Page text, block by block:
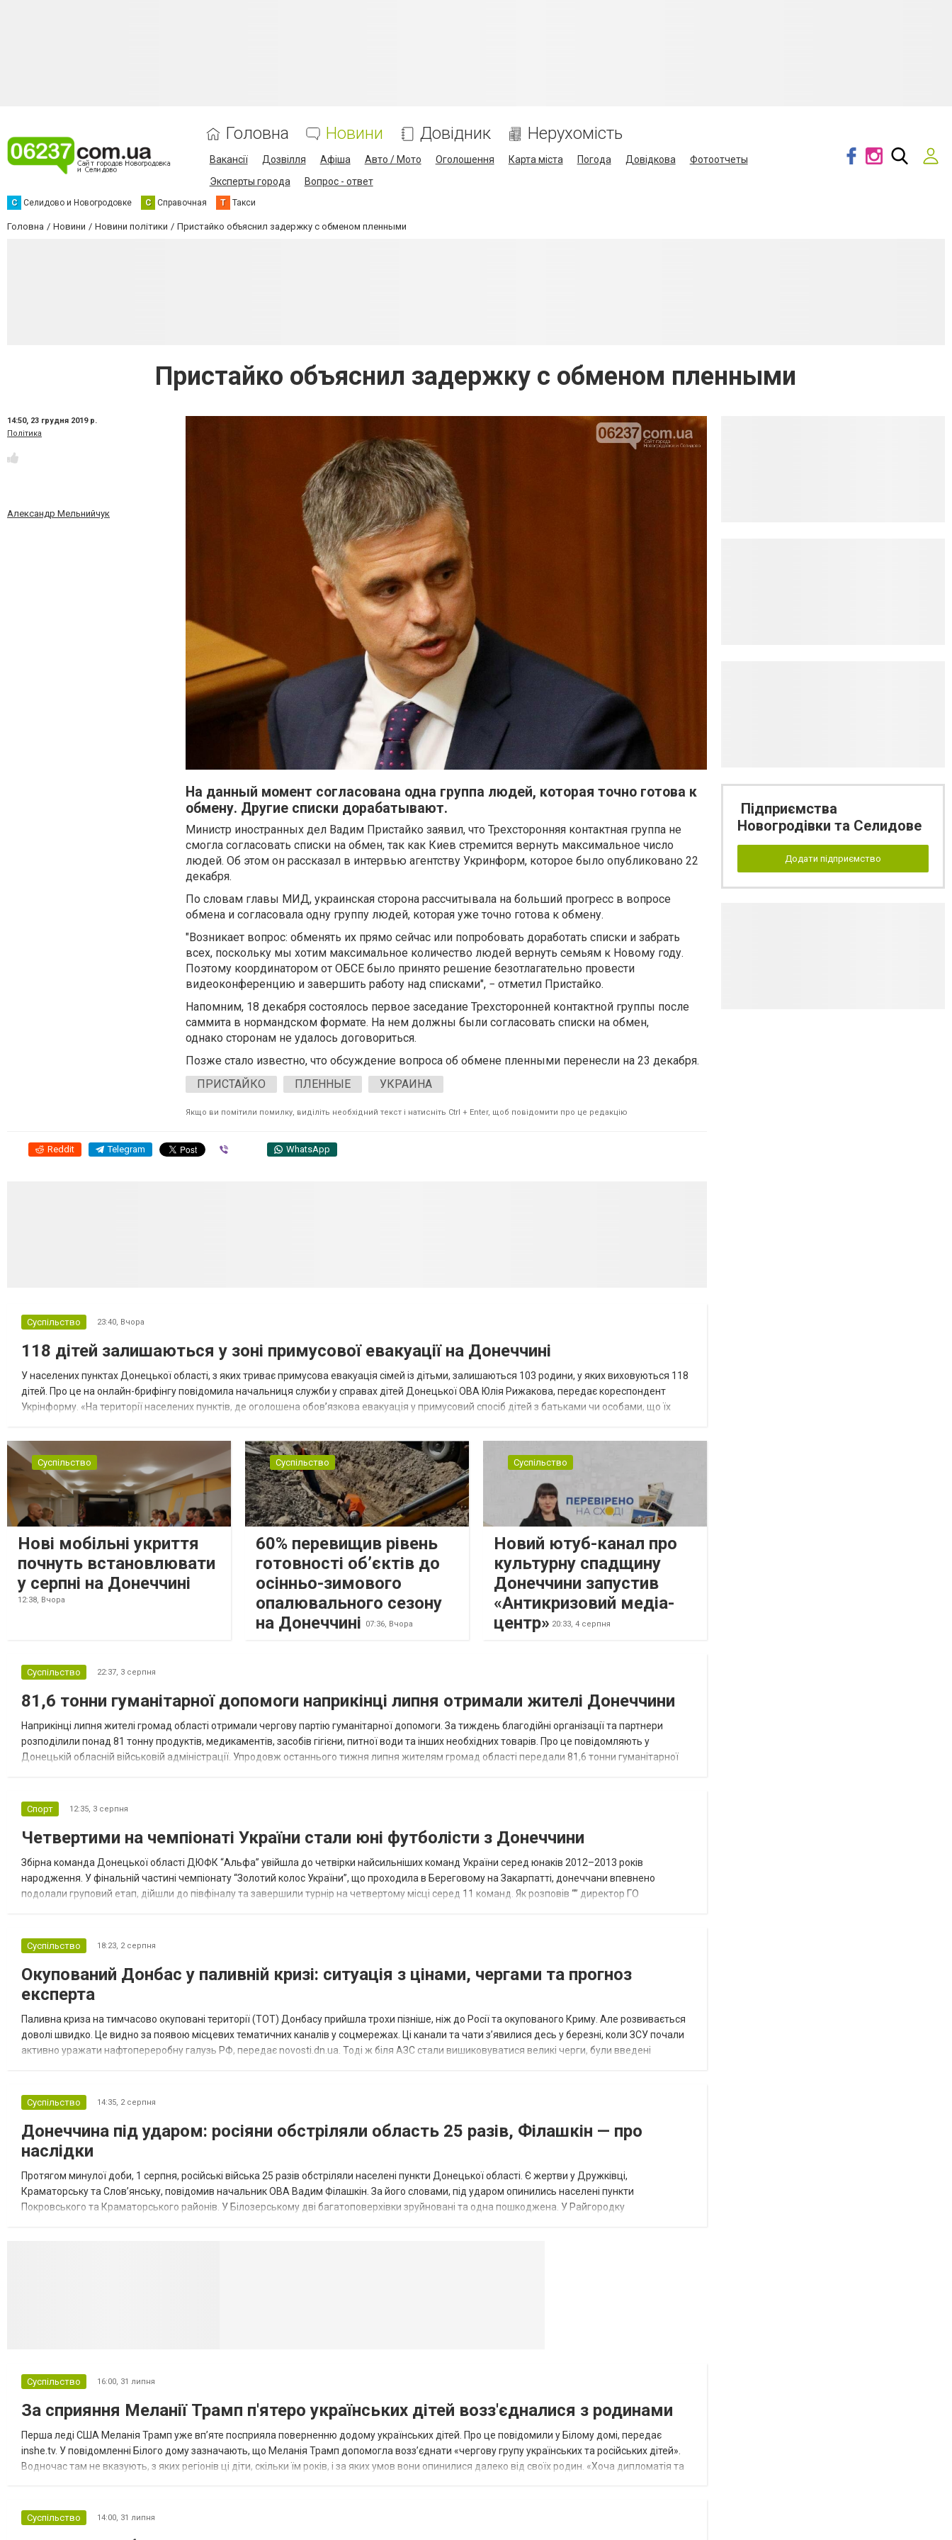
Головна Новини Довідник Нерухомість
Вакансії Дозвілля Афіша Авто / Мото Оголошення Карта міста Погода Довідкова
Фотоотчеты
Эксперты города
Вопрос - ответ
С Селидово и Новогродовке С Справочная Т Такси
Головна Новини Новини політики Пристайко объяснил задержку с обменом пленными
Пристайко объяснил задержку с обменом пленными
14:50, 23 грудня 2019 р.
Політика
Александр Мельнийчук
На данный момент согласована одна группа людей, которая точно готова к
обмену. Другие списки дорабатывают.
Министр иностранных дел Вадим Пристайко заявил, что Трехсторонняя контактная группа не
смогла согласовать списки на обмен, так как Киев стремится вернуть максимальное число
людей. Об этом он рассказал в интервью агентству Укринформ, которое было опубликовано 22
декабря.
По словам главы МИД, украинская сторона рассчитывала на больший прогресс в вопросе
обмена и согласовала одну группу людей, которая уже точно готова к обмену.
"Возникает вопрос: обменять их прямо сейчас или попробовать доработать списки и забрать
всех, поскольку мы хотим максимальное количество людей вернуть семьям к Новому году.
Поэтому координатором от ОБСЕ было принято решение безотлагательно провести
видеоконференцию и завершить работу над списками", − отметил Пристайко.
Напомним, 18 декабря состоялось первое заседание Трехсторонней контактной группы после
саммита в нормандском формате. На нем должны были согласовать списки на обмен,
однако сторонам не удалось договориться.
Позже стало известно, что обсуждение вопроса об обмене пленными перенесли на 23 декабря.
ПРИСТАЙКО
ПЛЕННЫЕ УКРАИНА
Якщо ви помітили помилку, виділіть необхідний текст і натисніть Ctrl + Enter, щоб повідомити про це редакцію
Reddit Telegram WhatsApp
Суспільство 23:40, Вчора
118 дітей залишаються у зоні примусової евакуації на Донеччині
У населених пунктах Донецької області, з яких триває примусова евакуація сімей із дітьми, залишаються 103 родини, у яких виховуються 118
дітей. Про це на онлайн-брифінгу повідомила начальниця служби у справах дітей Донецької ОВА Юлія Рижакова, передає кореспондент
Укрінформу. «На території населених пунктів, де оголошена обов’язкова евакуація у примусовий спосіб дітей з батьками чи особами, що їх
Суспільство
Нові мобільні укриття
почнуть встановлювати
у серпні на Донеччині
12:38, Вчора
Суспільство
60% перевищив рівень
готовності об’єктів до
осінньо-зимового
опалювального сезону
на Донеччині
07:36, Вчора
Суспільство
Новий ютуб-канал про
культурну спадщину
Донеччини запустив
«Антикризовий медіа-
центр» 20:33, 4 серпня
Суспільство 22:37, 3 серпня
81,6 тонни гуманітарної допомоги наприкінці липня отримали жителі Донеччини
Наприкінці липня жителі громад області отримали чергову партію гуманітарної допомоги. За тиждень благодійні організації та партнери
розподілили понад 81 тонну продуктів, медикаментів, засобів гігієни, питної води та інших необхідних товарів. Про це повідомляють у
Донецькій обласній військовій адміністрації. Упродовж останнього тижня липня жителям громад області передали 81,6 тонни гуманітарної
Спорт 12:35, 3 серпня
Четвертими на чемпіонаті України стали юні футболісти з Донеччини
Збірна команда Донецької області ДЮФК “Альфа” увійшла до четвірки найсильніших команд України серед юнаків 2012–2013 років
народження. У фінальній частині чемпіонату “Золотий колос України”, що проходила в Береговому на Закарпатті, донеччани впевнено
подолали груповий етап, дійшли до півфіналу та завершили турнір на четвертому місці серед 11 команд. Як розповів “” директор ГО
Суспільство 18:23, 2 серпня
Окупований Донбас у паливній кризі: ситуація з цінами, чергами та прогноз
експерта
Паливна криза на тимчасово окуповані території (ТОТ) Донбасу прийшла трохи пізніше, ніж до Росії та окупованого Криму. Але розвивається
доволі швидко. Це видно за появою місцевих тематичних каналів у соцмережах. Ці канали та чати з’явилися десь у березні, коли ЗСУ почали
активно уражати нафтопереробну галузь РФ, передає novosti.dn.ua. Тоді ж біля АЗС стали вишиковуватися великі черги, були введені
Суспільство 14:35, 2 серпня
Донеччина під ударом: росіяни обстріляли область 25 разів, Філашкін — про
наслідки
Протягом минулої доби, 1 серпня, російські війська 25 разів обстріляли населені пункти Донецької області. Є жертви у Дружківці,
Краматорську та Слов’янську, повідомив начальник ОВА Вадим Філашкін. За його словами, під ударом опинились населені пункти
Покровського та Краматорського районів. У Білозерському дві багатоповерхівки зруйновані та одна пошкоджена. У Райгородку
Суспільство 16:00, 31 липня
За сприяння Меланії Трамп п'ятеро українських дітей возз'єдналися з родинами
Перша леді США Меланія Трамп уже впʼяте посприяла поверненню додому українських дітей. Про це повідомили у Білому домі, передає
inshe.tv. У повідомленні Білого дому зазначають, що Меланія Трамп допомогла возз’єднати «чергову групу українських та російських дітей».
Водночас там не вказують, з яких регіонів ці діти, скільки їм років, і за яких умов вони опинилися далеко від своїх родин. «Хоча дипломатія та
Суспільство 14:00, 31 липня
Підприємства
Новогродівки та Селидове
Додати підприємство